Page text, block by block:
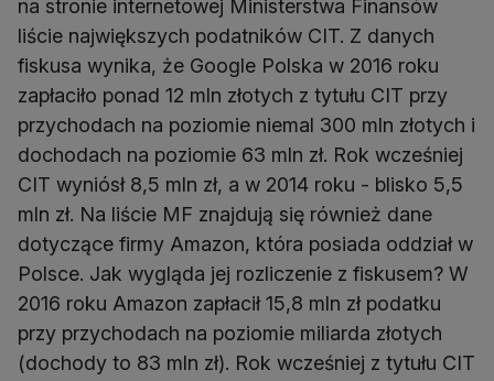
na stronie internetowej Ministerstwa Finansów
liście największych podatników CIT. Z danych
fiskusa wynika, że Google Polska w 2016 roku
zapłaciło ponad 12 mln złotych z tytułu CIT przy
przychodach na poziomie niemal 300 mln złotych i
dochodach na poziomie 63 mln zł. Rok wcześniej
CIT wyniósł 8,5 mln zł, a w 2014 roku - blisko 5,5
mln zł. Na liście MF znajdują się również dane
dotyczące firmy Amazon, która posiada oddział w
Polsce. Jak wygląda jej rozliczenie z fiskusem? W
2016 roku Amazon zapłacił 15,8 mln zł podatku
przy przychodach na poziomie miliarda złotych
(dochody to 83 mln zł). Rok wcześniej z tytułu CIT